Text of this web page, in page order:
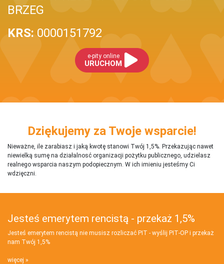
BRZEG
KRS: 0000151792
e-pity online
URUCHOM
Dziękujemy za Twoje wsparcie!
Nieważne, ile zarabiasz i jaką kwotę stanowi Twój 1,5%. Przekazując nawet
niewielką sumę na działalnosć organizacji pożytku publicznego, udzielasz
realnego wsparcia naszym podopiecznym. W ich imieniu jesteśmy Ci
wdzięczni.
Jesteś emerytem rencistą - przekaż 1,5%
Jesteś emerytem rencistą nie musisz rozliczać PIT - wyślij PIT‑OP i przekaż
nam Twój 1,5%
więcej